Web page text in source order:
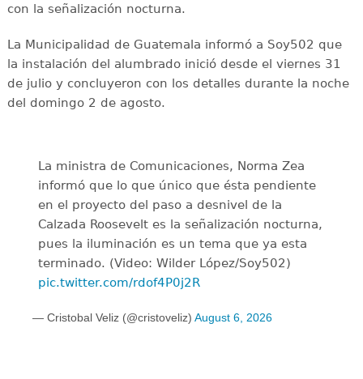
con la señalización nocturna.
La Municipalidad de Guatemala informó a Soy502 que
la instalación del alumbrado inició desde el viernes 31
de julio y concluyeron con los detalles durante la noche
del domingo 2 de agosto.
La ministra de Comunicaciones, Norma Zea
informó que lo que único que ésta pendiente
en el proyecto del paso a desnivel de la
Calzada Roosevelt es la señalización nocturna,
pues la iluminación es un tema que ya esta
terminado. (Video: Wilder López/Soy502)
pic.twitter.com/rdof4P0j2R
— Cristobal Veliz (@cristoveliz) August 6, 2026